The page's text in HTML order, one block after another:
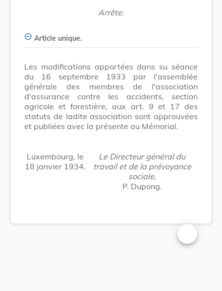
Arrête:
Article unique.
Les modifications apportées dans su séance
du 16 septembre 1933 par l'assemblée
générale des membres de l'association
d'assurance contre les accidents, section
agricole et forestière, aux art. 9 et 17 des
statuts de ladite association sont approuvées
et publiées avec la présente au Mémorial.
Luxembourg, le
18 janvier 1934.
Le Directeur général du
travail et de la prévoyance
sociale,
P. Dupong.
Changer la